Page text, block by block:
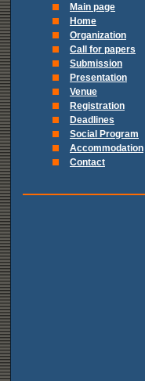
Main page
Home
Organization
Call for papers
Submission
Presentation
Venue
Registration
Deadlines
Social Program
Accommodation
Contact